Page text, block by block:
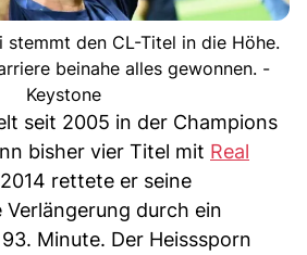
stemmt den CL-Titel in die Höhe.
beinahe alles gewonnen. -
Keystone
seit 2005 in der Champions
bisher vier Titel mit Real
rettete er seine
durch ein
Minute. Der Heisssporn